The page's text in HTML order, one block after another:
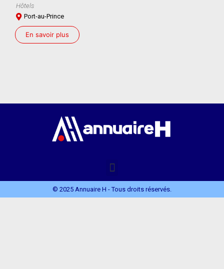
Hôtels
Port-au-Prince
En savoir plus
© 2025 Annuaire H - Tous droits réservés.